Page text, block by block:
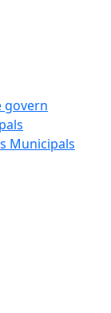
govern
Municipals